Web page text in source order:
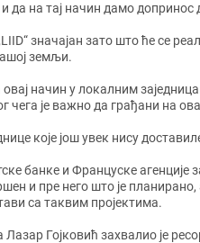
да на тај начин дамо
значајан зато што ће се
земљи.
начин у локалним
чега је важно да грађани на
које још увек нису
банке и Француске
и пре него што је
са таквим пројектима.
Гојковић захвалио је